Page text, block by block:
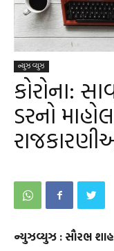
ન્યુઝ વ્યુઝ
કોરોના:
ડરનો
ન્યુઝવ્યુઝ :સૌરભ શાહ